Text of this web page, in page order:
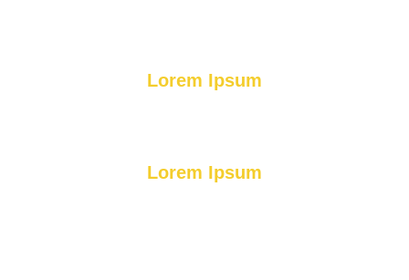
Lorem Ipsum
Lorem Ipsum